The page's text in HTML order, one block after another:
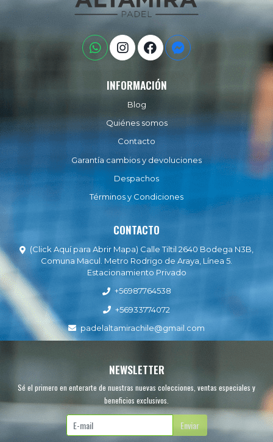
INFORMACIÓN
Blog
Quiénes somos
Contacto
Garantía cambios y devoluciones
Despachos
Términos y Condiciones
CONTACTO
(Click Aquí para Abrir Mapa) Calle Tiltil 2640 Bodega N3B,
Comuna Macul. Metro Rodrigo de Araya, Línea 5.
Estacionamiento Privado
+56987764538
+56933774072
padelaltamirachile@gmail.com
NEWSLETTER
Sé el primero en enterarte de nuestras nuevas colecciones, ventas especiales y
beneficios exclusivos.
Enviar